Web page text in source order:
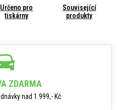
Určeno pro
tiskárny
Související
produkty
ZDARMA
nad 1.999,- Kč